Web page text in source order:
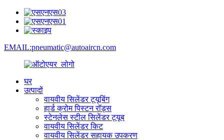
EMAIL:pneumatic@autoaircn.com
घर
उत्पादों
वायवीय सिलेंडर ट्यूबिंग
हार्ड क्रोम पिस्टन रॉड्स
स्टेनलेस स्टील सिलेंडर ट्यूब
वायवीय सिलेंडर किट
वायवीय सिलेंडर सहायक उपकरण